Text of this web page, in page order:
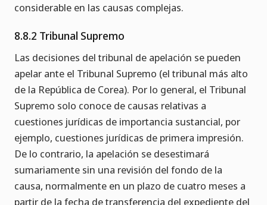
considerable en las causas complejas.
8.8.2 Tribunal Supremo
Las decisiones del tribunal de apelación se pueden
apelar ante el Tribunal Supremo (el tribunal más alto
de la República de Corea). Por lo general, el Tribunal
Supremo solo conoce de causas relativas a
cuestiones jurídicas de importancia sustancial, por
ejemplo, cuestiones jurídicas de primera impresión.
De lo contrario, la apelación se desestimará
sumariamente sin una revisión del fondo de la
causa, normalmente en un plazo de cuatro meses a
partir de la fecha de transferencia del expediente del